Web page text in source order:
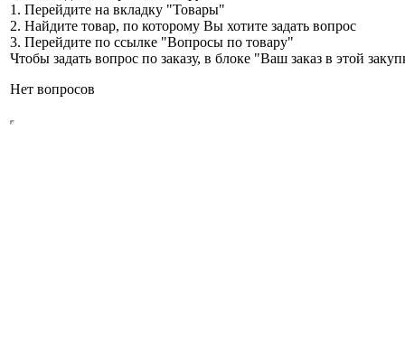
1. Перейдите на вкладку "Товары"
2. Найдите товар, по которому Вы хотите задать вопрос
3. Перейдите по ссылке "Вопросы по товару"
Чтобы задать вопрос по заказу, в блоке "Ваш заказ в этой
Нет вопросов